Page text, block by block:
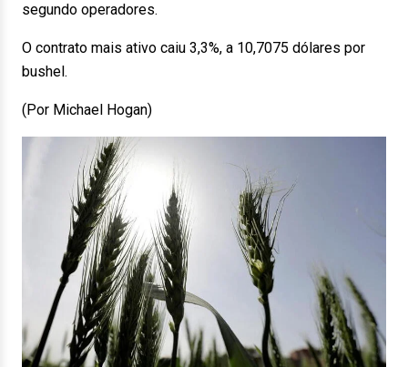
segundo operadores.
O contrato mais ativo caiu 3,3%, a 10,7075 dólares por
bushel.
(Por Michael Hogan)